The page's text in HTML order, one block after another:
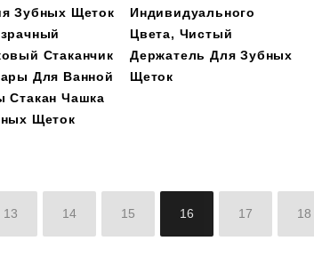
Зубных Щеток
Стаканчик
Для Ванной
Стакан Чашка
Щеток
Индивидуального
Цвета, Чистый
Держатель Для Зубных
Щеток
13 14 15 16 17 18